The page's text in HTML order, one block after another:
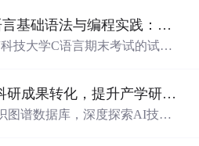
【计算机科学】C语言基础语法与编程实践：湖南科技大学期末考试核心知识点解析
技大学C语言期末考试的试题
、函数定义与调用、指针初步
择题，每道题后附有正确答
高校如何有效促进科研成果转化，提升产学研合作效率？.docx
图谱数据库，深度探索AI技术